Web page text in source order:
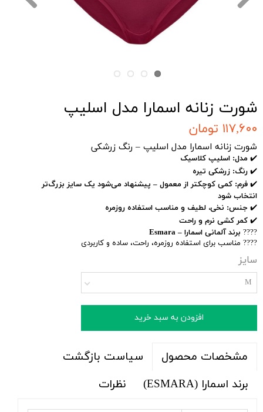
شورت زنانه اسمارا مدل اسلیپ
۱۱۷,۶۰۰ تومان
شورت زنانه اسمارا مدل اسلیپ – رنگ زرشکی
✔️مدل: اسلیپ کلاسیک
✔️رنگ: زرشکی تیره
✔️فرم: کمی کوچکتر از معمول – پیشنهاد می‌شود یک سایز بزرگ‌تر
انتخاب شود
✔️ جنس: نخی، لطیف و مناسب استفاده روزمره
✔️کمر کشی نرم و راحت
???? برند آلمانی اسمارا – Esmara
???? مناسب برای استفاده روزمره، راحت، ساده و کاربردی
سایز
M
افزودن به سبد خرید
مشخصات محصول
سیاست بازگشت
برند اسمارا (ESMARA)
نظرات